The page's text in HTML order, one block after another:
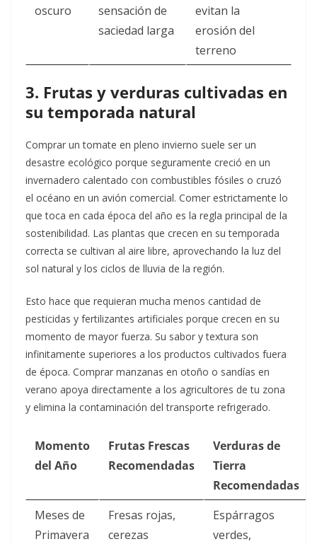
oscuro
sensación de
saciedad larga
evitan la
erosión del
terreno
3. Frutas y verduras cultivadas en
su temporada natural
Comprar un tomate en pleno invierno suele ser un
desastre ecológico porque seguramente creció en un
invernadero calentado con combustibles fósiles o cruzó
el océano en un avión comercial. Comer estrictamente lo
que toca en cada época del año es la regla principal de la
sostenibilidad. Las plantas que crecen en su temporada
correcta se cultivan al aire libre, aprovechando la luz del
sol natural y los ciclos de lluvia de la región.
Esto hace que requieran mucha menos cantidad de
pesticidas y fertilizantes artificiales porque crecen en su
momento de mayor fuerza. Su sabor y textura son
infinitamente superiores a los productos cultivados fuera
de época. Comprar manzanas en otoño o sandías en
verano apoya directamente a los agricultores de tu zona
y elimina la contaminación del transporte refrigerado.
Momento
del Año
Frutas Frescas
Recomendadas
Verduras de
Tierra
Recomendadas
Meses de
Primavera
Fresas rojas,
cerezas
Espárragos
verdes,